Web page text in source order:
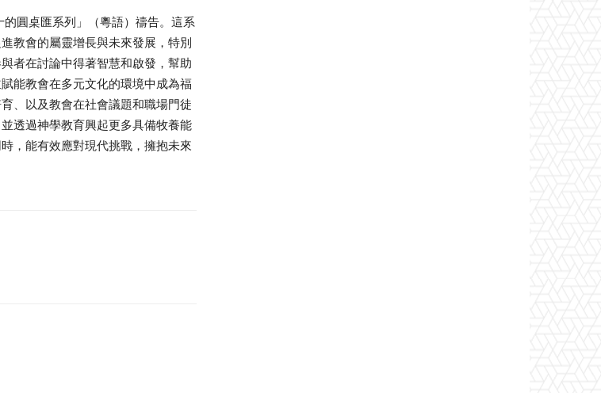
圓桌匯系列」（粵語）禱告。這系
教會的屬靈增長與未來發展，特別
者在討論中得著智慧和啟發，幫助
能教會在多元文化的環境中成為福
、以及教會在社會議題和職場門徒
透過神學教育興起更多具備牧養能
，能有效應對現代挑戰，擁抱未來